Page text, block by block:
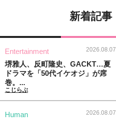
新着記事
Entertainment 2026.08.07
堺雅人、反町隆史、GACKT…夏
ドラマを「50代イケオジ」が席
巻。...
こじらぶ
Human 2026.08.07